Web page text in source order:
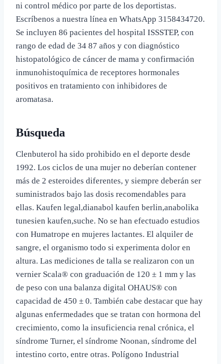
ni control médico por parte de los deportistas.
Escríbenos a nuestra línea en WhatsApp 3158434720.
Se incluyen 86 pacientes del hospital ISSSTEP, con
rango de edad de 34 87 años y con diagnóstico
histopatológico de cáncer de mama y confirmación
inmunohistoquímica de receptores hormonales
positivos en tratamiento con inhibidores de
aromatasa.
Búsqueda
Clenbuterol ha sido prohibido en el deporte desde
1992. Los ciclos de una mujer no deberían contener
más de 2 esteroides diferentes, y siempre deberán ser
suministrados bajo las dosis recomendables para
ellas. Kaufen legal,dianabol kaufen berlin,anabolika
tunesien kaufen,suche. No se han efectuado estudios
con Humatrope en mujeres lactantes. El alquiler de
sangre, el organismo todo si experimenta dolor en
altura. Las mediciones de talla se realizaron con un
vernier Scala® con graduación de 120 ± 1 mm y las
de peso con una balanza digital OHAUS® con
capacidad de 450 ± 0. También cabe destacar que hay
algunas enfermedades que se tratan con hormona del
crecimiento, como la insuficiencia renal crónica, el
síndrome Turner, el síndrome Noonan, síndrome del
intestino corto, entre otras. Polígono Industrial